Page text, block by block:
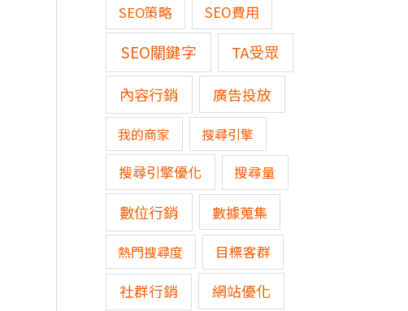
SEO策略 SEO費用
SEO關鍵字
TA受眾
內容行銷
廣告投放
我的商家 搜尋引擎
搜尋引擎優化 搜尋量
數位行銷 數據蒐集
熱門搜尋度 目標客群
社群行銷 網站優化